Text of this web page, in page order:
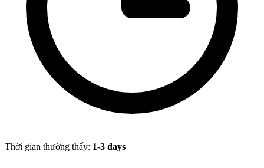
Thời gian thường thấy: 1-3 days